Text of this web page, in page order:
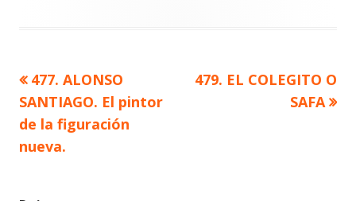
Navegación
de
entradas
Artículo
anterior
477. ALONSO
SANTIAGO. El pintor
de la figuración
nueva.
Artículo
479. EL COLEGITO O
SAFA